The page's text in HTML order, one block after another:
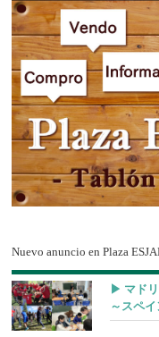
Nuevo anuncio en Plaza
▶︎ マド
～スペ